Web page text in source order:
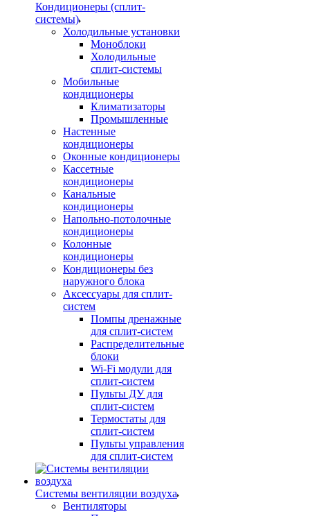
Кондиционеры (сплит-
системы)
Холодильные установки
Моноблоки
Холодильные
сплит-системы
Мобильные
кондиционеры
Климатизаторы
Промышленные
Настенные
кондиционеры
Оконные кондиционеры
Кассетные
кондиционеры
Канальные
кондиционеры
Напольно-потолочные
кондиционеры
Колонные
кондиционеры
Кондиционеры без
наружного блока
Аксессуары для сплит-
систем
Помпы дренажные
для сплит-систем
Распределительные
блоки
Wi-Fi модули для
сплит-систем
Пульты ДУ для
сплит-систем
Термостаты для
сплит-систем
Пульты управления
для сплит-систем
Системы вентиляции воздуха
Вентиляторы